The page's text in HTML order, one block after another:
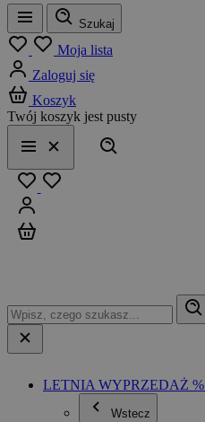
Menu
Szukaj
Moja lista
Zaloguj się
Koszyk
Twój koszyk jest pusty
Menu
Zamknij
LETNIA WYPRZEDAŻ %
Wstecz